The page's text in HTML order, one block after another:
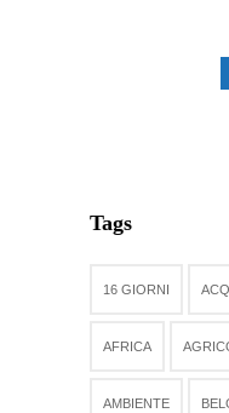
Tags
16 GIORNI
AFRICA
AMBIENTE